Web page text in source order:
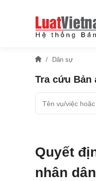
Dân sự
Tra cứu Bản
Quyết
nhân